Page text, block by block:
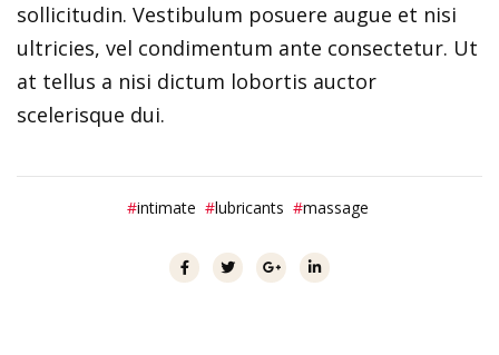
sollicitudin. Vestibulum posuere augue et nisi
ultricies, vel condimentum ante consectetur. Ut
at tellus a nisi dictum lobortis auctor
scelerisque dui.
intimate lubricants massage